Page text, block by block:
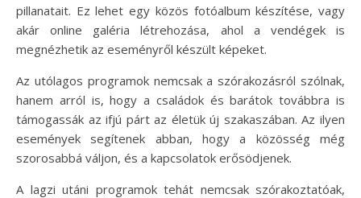
pillanatait. Ez lehet egy közös fotóalbum készítése, vagy
akár online galéria létrehozása, ahol a vendégek is
megnézhetik az eseményről készült képeket.
Az utólagos programok nemcsak a szórakozásról szólnak,
hanem arról is, hogy a családok és barátok továbbra is
támogassák az ifjú párt az életük új szakaszában. Az ilyen
események segítenek abban, hogy a közösség még
szorosabbá váljon, és a kapcsolatok erősödjenek.
A lagzi utáni programok tehát nemcsak szórakoztatóak,